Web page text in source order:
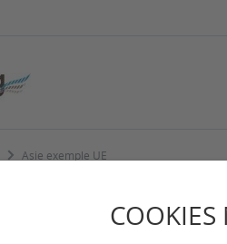
Asie exemple UE
Asie